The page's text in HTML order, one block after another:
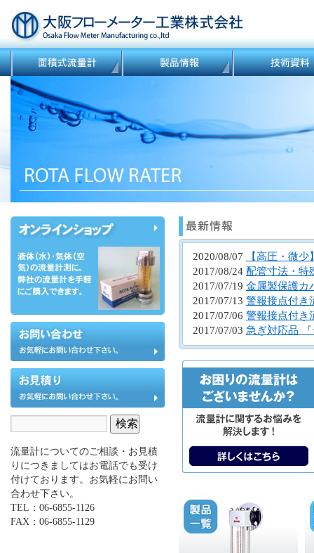
2020/08/07
【高圧・微
2017/08/24 配管寸法・特
2017/07/19 金属製保護カ
2017/07/13 警報接点付き
2017/07/06 警報接点付き
2017/07/03 急ぎ対応品
流量計についてのご相談・お見積
りにつきましてはお電話でも受け
付けております。お気軽にお問い
合わせ下さい。
TEL：06-6855-1126
FAX：06-6855-1129